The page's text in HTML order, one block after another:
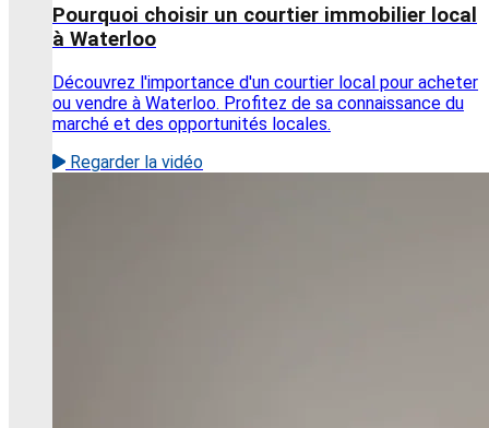
Pourquoi choisir un courtier immobilier local
à Waterloo
Découvrez l'importance d'un courtier local pour acheter
ou vendre à Waterloo. Profitez de sa connaissance du
marché et des opportunités locales.
Regarder la vidéo